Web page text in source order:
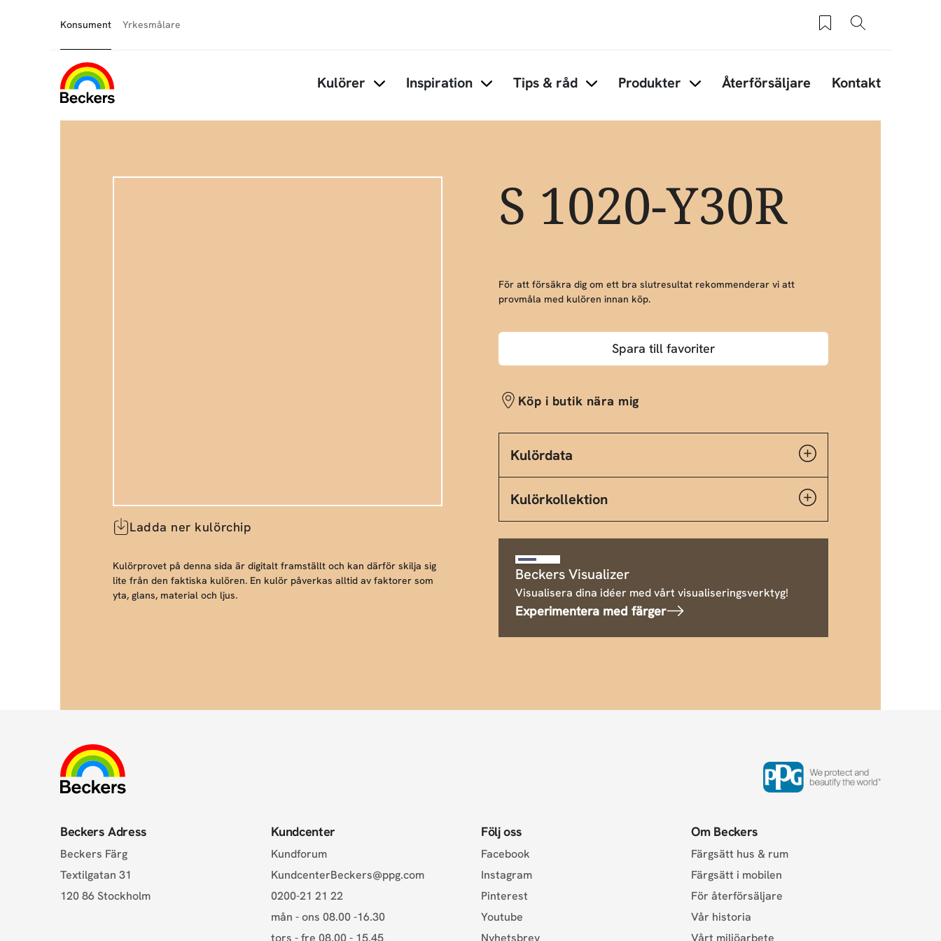
Konsument Yrkesmålare Sparade produkter
Sök
Kulörer Inspiration Tips & råd Produkter Återförsäljare Kontakt
S 1020-Y30R
Ladda ner kulörchip
Kulörprovet på denna sida är digitalt framställt och kan därför skilja sig
lite från den faktiska kulören. En kulör påverkas alltid av faktorer som
yta, glans, material och ljus.
För att försäkra dig om ett bra slutresultat rekommenderar vi att
provmåla med kulören innan köp.
Spara till favoriter
Köp i butik nära mig
Kulördata
Kulörkollektion
Beckers Visualizer
Visualisera dina idéer med vårt visualiseringsverktyg!
Experimentera med färger
Beckers Adress
Beckers Färg
Textilgatan 31
120 86 Stockholm
Kundcenter
Kundforum
KundcenterBeckers@ppg.com
0200-21 21 22
mån - ons 08.00 -16.30
tors - fre 08.00 - 15.45
Följ oss
Facebook
Instagram
Pinterest
Youtube
Nyhetsbrev
Om Beckers
Färgsätt hus & rum
Färgsätt i mobilen
För återförsäljare
Vår historia
Vårt miljöarbete